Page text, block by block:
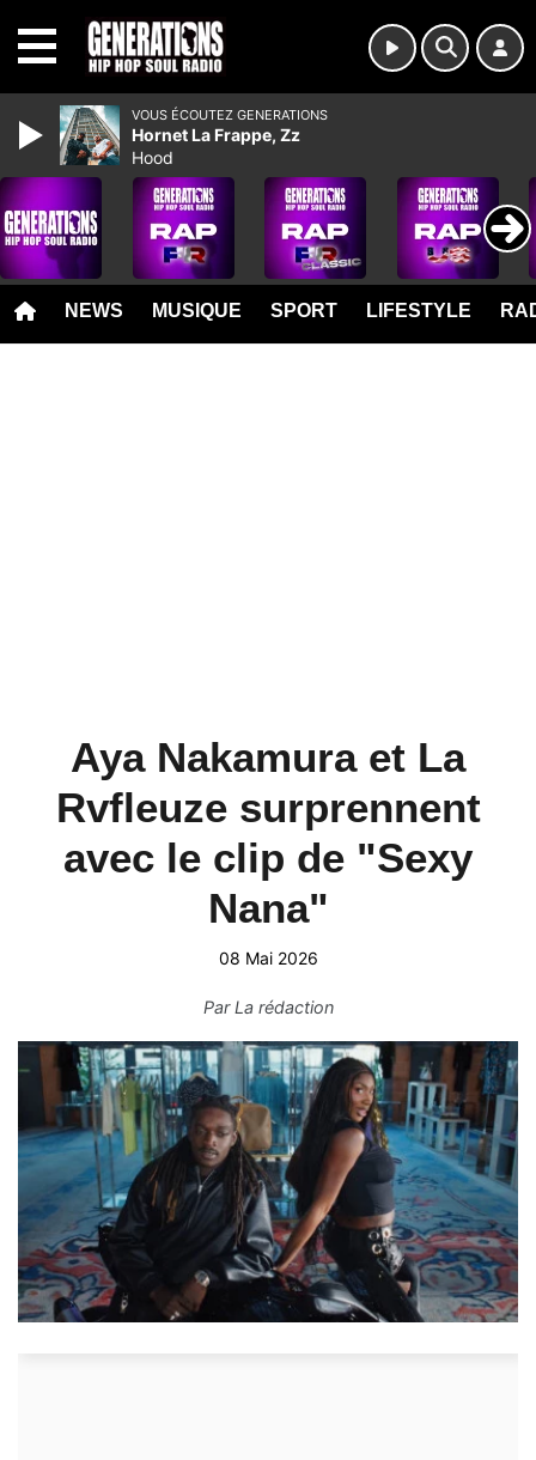
NEWS MUSIQUE SPORT LIFESTYLE
Aya Nakamura et La
Rvfleuze surprennent
avec le clip de "Sexy
Nana"
08 Mai 2026
ParLa rédaction
VOUS ÉCOUTEZ GENERATIONS
Hornet La Frappe, Zz
Hood